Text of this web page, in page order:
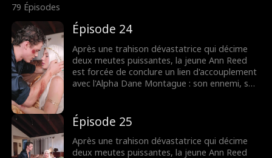
79 Épisodes
Épisode 24
Après une trahison dévastatrice qui décime
deux meutes puissantes, la jeune Ann Reed
est forcée de conclure un lien d'accouplement
avec l'Alpha Dane Montague : son ennemi, son
la tourmente, décidé à ne jamais l'aimer. Mais
lorsqu'il finit par la réclamer, puis la rejette
aussitôt, Ann se brise. Elle rompt leur lien
d'âme magique et disparaît, ne laissant
Épisode 25
Après une trahison dévastatrice qui décime
deux meutes puissantes, la jeune Ann Reed